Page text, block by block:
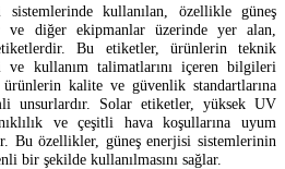
kullanılan, özellikle güneş
ve diğer ekipmanlar üzerinde yer alan,
Bu etiketler, ürünlerin teknik
kullanım talimatlarını içeren bilgileri
ürünlerin kalite ve güvenlik standartlarına
unsurlardır. Solar etiketler, yüksek UV
ve çeşitli hava koşullarına uyum
Bu özellikler, güneş enerjisi sistemlerinin
bir şekilde kullanılmasını sağlar.